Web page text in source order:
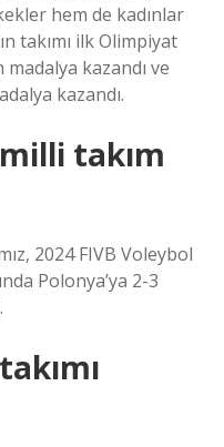
hem de kadınlar
takımı ilk Olimpiyat
kazandı ve
kazandı.
takım
2024 FIVB Voleybol
Polonya’ya 2-3